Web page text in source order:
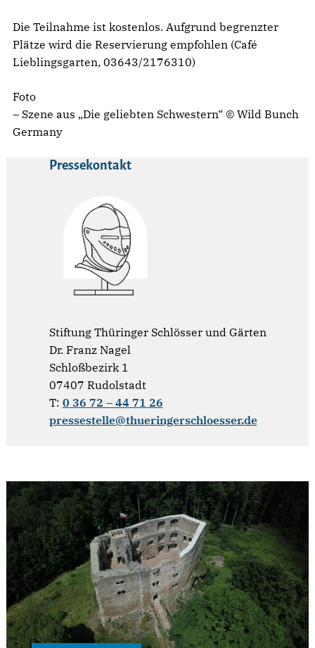
Die Teilnahme ist kostenlos. Aufgrund begrenzter
Plätze wird die Reservierung empfohlen (Café
Lieblingsgarten, 03643/2176310)
Foto
– Szene aus „Die geliebten Schwestern“ © Wild Bunch
Germany
Pressekontakt
Stiftung Thüringer Schlösser und Gärten
Dr. Franz Nagel
Schloßbezirk 1
07407 Rudolstadt
T: 0 36 72 – 44 71 26
pressestelle@thueringerschloesser.de